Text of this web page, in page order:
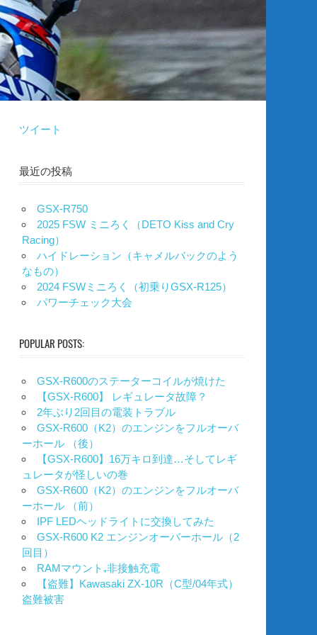
ツイート
最近の投稿
GSX-R750
2025 FSW ミニろく（DETO Kiss and Cry
Racing）
ハイドレーション（キャメルバックのよう
なもの）
2024 FSWミニろく（初乗りGSX-R125）
パワーチェック大会
POPULAR POSTS:
GSX-R600のステーターコイルが焼けた
【GSX-R600】 レギュレータ故障？
2年ぶり2回目の電装トラブル
GSX-R600（K2）のエンジンをフルオーバ
ーホール （後）
【GSX-R600】16万キロ到達…そしてレギ
ュレータが怪しいの巻
GSX-R600（K2）のエンジンをフルオーバ
ーホール （前）
IPF LEDヘッドライトに交換してみた
GSX-R600 K2 エンジンオーバーホール（2
回目）
RAMマウント₊非接触充電
【盗難】Kawasaki ZX-10R（C型/04年式）
盗難被害